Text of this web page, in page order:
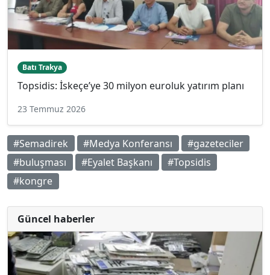
Batı Trakya
Topsidis: İskeçe’ye 30 milyon euroluk yatırım planı
23 Temmuz 2026
#Semadirek #Medya Konferansı
#gazeteciler
#buluşması
#Eyalet Başkanı
#Topsidis
#kongre
Güncel haberler